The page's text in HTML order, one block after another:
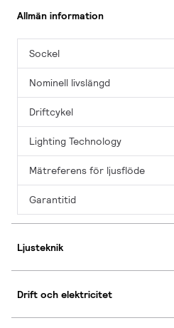
Allmän information
Sockel
Nominell livslängd
Driftcykel
Lighting Technology
Mätreferens för ljusflöde
Garantitid
Ljusteknik
Drift och elektricitet